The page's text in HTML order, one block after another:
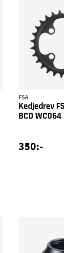
FSA
Kedjedrev
BCD
350:-